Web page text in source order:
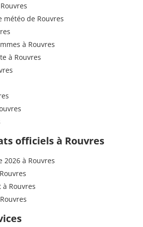
de Rouvres
à Rouvres
à Rouvres
officiels à Rouvres
à Rouvres
Rouvres